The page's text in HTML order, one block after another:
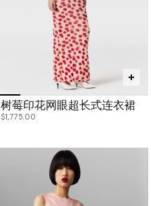
树莓印花网眼超长式连衣裙
$1,775.00